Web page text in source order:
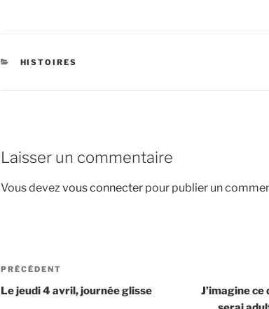
CATÉGORIES
HISTOIRES
Laisser un commentaire
Vous devez vous connecter pour publier un
Navigation
de
Article
précédent
PRÉCÉDENT
Le jeudi 4 avril, journée glisse
J’imagine